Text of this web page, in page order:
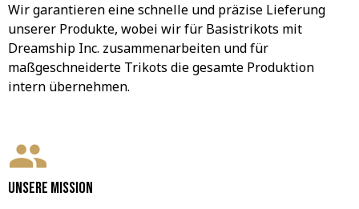
Wir garantieren eine schnelle und präzise Lieferung
unserer Produkte, wobei wir für Basistrikots mit
Dreamship Inc. zusammenarbeiten und für
maßgeschneiderte Trikots die gesamte Produktion
intern übernehmen.
Unsere Mission